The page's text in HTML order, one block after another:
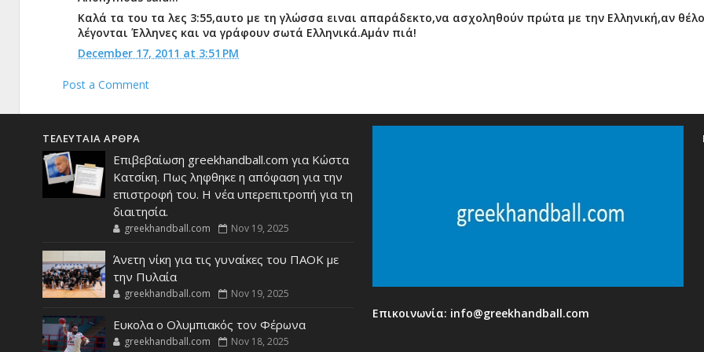
Καλά τα του τα λες 3:55,αυτο με τη γλώσσα ειναι απαράδεκτο,να ασχοληθούν πρώτα με την Ελληνική,αν
λέγονται Έλληνες και να γράφουν σωτά Ελληνικά.Αμάν πιά!
December 17, 2011 at 3:51 PM
Post a Comment
ΤΕΛΕΥΤΑΙΑ ΑΡΘΡΑ
Επιβεβαίωση greekhandball.com για Κώστα
Κατσίκη. Πως ληφθηκε η απόφαση για την
επιστροφή του. Η νέα υπερεπιτροπή για τη
διαιτησία.
greekhandball.com Nov 19, 2025
Άνετη νίκη για τις γυναίκες του ΠΑΟΚ με
την Πυλαία
greekhandball.com Nov 19, 2025
Ευκολα ο Ολυμπιακός τον Φέρωνα
greekhandball.com Nov 18, 2025
Επικοινωνία: info@greekhandball.com